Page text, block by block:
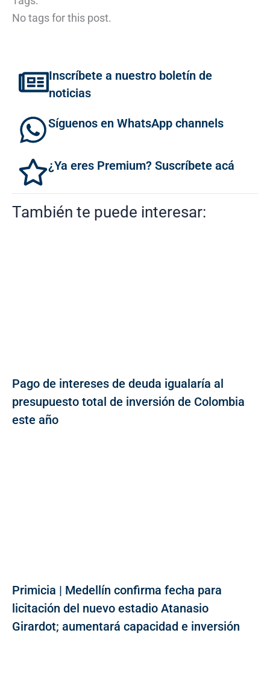
No tags for this post.
Inscríbete a nuestro boletín de
noticias
Síguenos en WhatsApp channels
¿Ya eres Premium? Suscríbete acá
También te puede interesar:
Pago de intereses de deuda igualaría al
presupuesto total de inversión de Colombia
este año
Primicia | Medellín confirma fecha para
licitación del nuevo estadio Atanasio
Girardot; aumentará capacidad e inversión